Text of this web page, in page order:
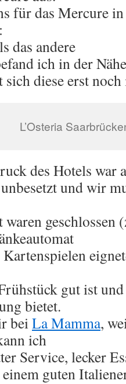
für das Mercure
das andere
ich in der Nähe
diese erst
L’Osteria
des Hotels war
und wir
geschlossen
gut ist
bietet.
beiLa Mamma,
ich
Service, lecker
guten